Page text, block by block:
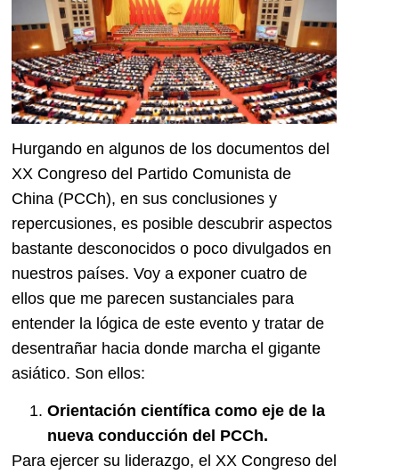
Hurgando en algunos de los documentos del
XX Congreso del Partido Comunista de
China (PCCh), en sus conclusiones y
repercusiones, es posible descubrir aspectos
bastante desconocidos o poco divulgados en
nuestros países. Voy a exponer cuatro de
ellos que me parecen sustanciales para
entender la lógica de este evento y tratar de
desentrañar hacia donde marcha el gigante
asiático. Son ellos:
Orientación científica como eje de la
nueva conducción del PCCh.
Para ejercer su liderazgo, el XX Congreso del